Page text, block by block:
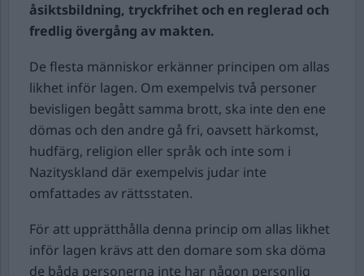
åsiktsbildning, tryckfrihet och en reglerad och
fredlig övergång av makten.
De flesta människor erkänner principen om allas
likhet inför lagen. Om exempelvis två personer
bevisligen begått samma brott, ska inte den ene
dömas och den andre gå fri, oavsett härkomst,
hudfärg, religion eller språk och inte som i
Nazityskland där exempelvis judar inte
omfattades av rättsstaten.
För att upprätthålla denna princip om allas likhet
inför lagen krävs att den domare som ska döma
de båda personerna inte har någon personlig